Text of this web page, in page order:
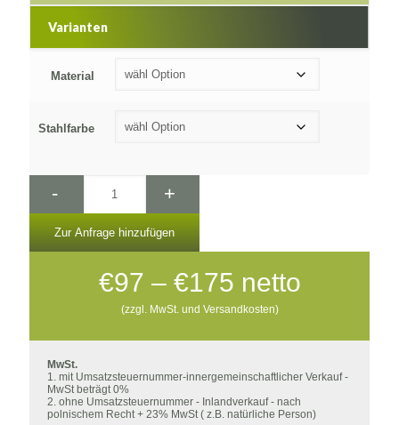
Varianten
Material
Stahlfarbe
- +
Zur Anfrage hinzufügen
€97 – €175Preisspanne:
€97
bis
netto
(zzgl. MwSt. und Versandkosten)
MwSt.
1. mit Umsatzsteuernummer-innergemeinschaftlicher Verkauf -
MwSt beträgt 0%
2. ohne Umsatzsteuernummer - Inlandverkauf - nach
polnischem Recht + 23% MwSt ( z.B. natürliche Person)